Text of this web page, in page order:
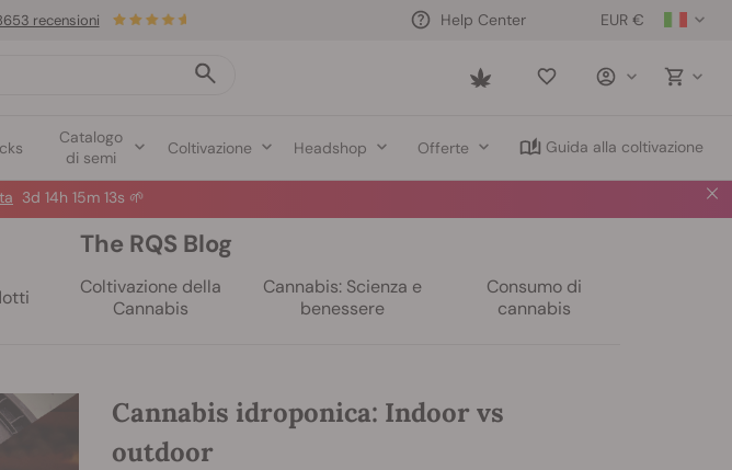
EUR €
Help Center
Saved
Catalogo
di semi
Coltivazione Headshop Offerte Guida alla coltivazione
recensioni
3d 14h 15m 12s 🌱
The RQS Blog
Coltivazione della
Cannabis
Cannabis: Scienza e
benessere
Consumo di
cannabis
Cannabis idroponica: Indoor vs
outdoor